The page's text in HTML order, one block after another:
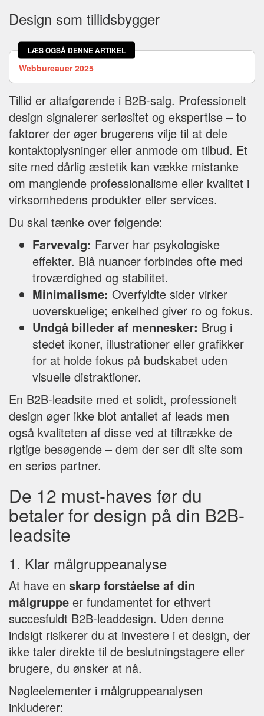
Design som tillidsbygger
LÆS OGSÅ DENNE ARTIKEL
Webbureauer 2025
Tillid er altafgørende i B2B-salg. Professionelt
design signalerer seriøsitet og ekspertise – to
faktorer der øger brugerens vilje til at dele
kontaktoplysninger eller anmode om tilbud. Et
site med dårlig æstetik kan vække mistanke
om manglende professionalisme eller kvalitet i
virksomhedens produkter eller services.
Du skal tænke over følgende:
Farvevalg: Farver har psykologiske
effekter. Blå nuancer forbindes ofte med
troværdighed og stabilitet.
Minimalisme: Overfyldte sider virker
uoverskuelige; enkelhed giver ro og fokus.
Undgå billeder af mennesker: Brug i
stedet ikoner, illustrationer eller grafikker
for at holde fokus på budskabet uden
visuelle distraktioner.
En B2B-leadsite med et solidt, professionelt
design øger ikke blot antallet af leads men
også kvaliteten af disse ved at tiltrække de
rigtige besøgende – dem der ser dit site som
en seriøs partner.
De 12 must-haves før du
betaler for design på din B2B-
leadsite
1. Klar målgruppeanalyse
At have en skarp forståelse af din
målgruppe er fundamentet for ethvert
succesfuldt B2B-leaddesign. Uden denne
indsigt risikerer du at investere i et design, der
ikke taler direkte til de beslutningstagere eller
brugere, du ønsker at nå.
Nøgleelementer i målgruppeanalysen
inkluderer: